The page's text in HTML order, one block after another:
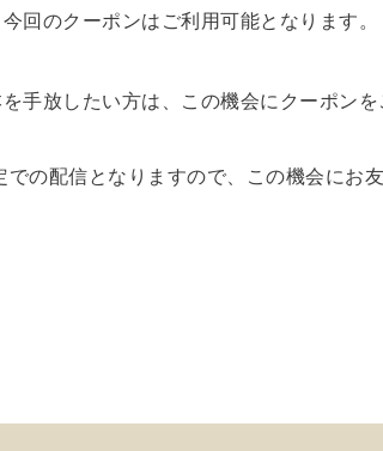
回のクーポンはご利用可能となります。
手放したい方は、この機会にクーポンを
の配信となりますので、この機会にお